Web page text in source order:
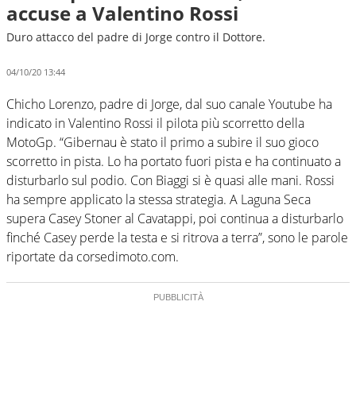
accuse a Valentino Rossi
Duro attacco del padre di Jorge contro il Dottore.
04/10/20 13:44
Chicho Lorenzo, padre di Jorge, dal suo canale Youtube ha
indicato in Valentino Rossi il pilota più scorretto della
MotoGp. “Gibernau è stato il primo a subire il suo gioco
scorretto in pista. Lo ha portato fuori pista e ha continuato a
disturbarlo sul podio. Con Biaggi si è quasi alle mani. Rossi
ha sempre applicato la stessa strategia. A Laguna Seca
supera Casey Stoner al Cavatappi, poi continua a disturbarlo
finché Casey perde la testa e si ritrova a terra”, sono le parole
riportate da corsedimoto.com.